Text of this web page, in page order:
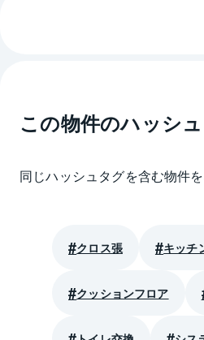
この物件のハッシ
同じハッシュタグを含む物件
クロス張 キッチ
クッションフロア